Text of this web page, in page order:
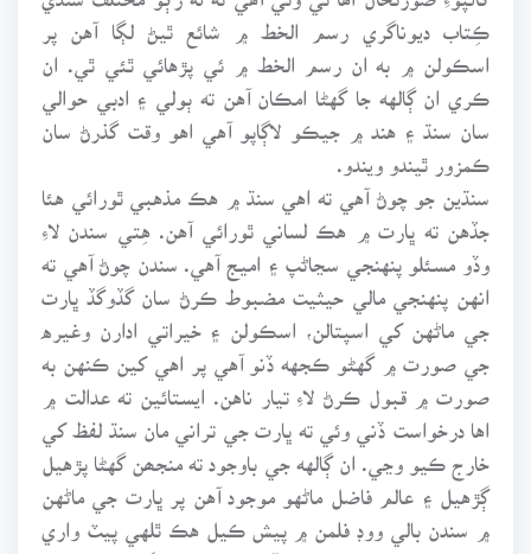
ڪِتاب ديوناگري رسم الخط ۾ شائع ٿيڻ لڳا آهن پر
اسڪولن ۾ به ان رسم الخط ۾ ئي پڙهائي ٿئي ٿي. ان
ڪري ان ڳالهه جا گهڻا امڪان آهن ته ٻولي ۽ ادبي حوالي
سان سنڌ ۽ هند ۾ جيڪو لاڳاپو آهي اهو وقت گذرڻ سان
سنڌين جو چوڻ آهي ته اهي سنڌ ۾ هڪ مذهبي ٿورائي هئا
جڏهن ته ڀارت ۾ هڪ لساني ٿورائي آهن. هِتي سندن لاءِ
وڏو مسئلو پنهنجي سڃاڻپ ۽ اميج آهي. سندن چوڻ آهي ته
انهن پنهنجي مالي حيثيت مضبوط ڪرڻ سان گڏوگڏ ڀارت
جي ماڻهن کي اسپتالن، اسڪولن ۽ خيراتي ادارن وغيره
جي صورت ۾ گهڻو ڪجهه ڏنو آهي پر اهي کين ڪنهن به
صورت ۾ قبول ڪرڻ لاءِ تيار ناهن. ايستائين ته عدالت ۾
اها درخواست ڏني وئي ته ڀارت جي تراني مان سنڌ لفظ کي
خارج ڪيو وڃي. ان ڳالهه جي باوجود ته منجھن گهڻا پڙهيل
ڳڙهيل ۽ عالم فاضل ماڻهو موجود آهن پر ڀارت جي ماڻهن
۾ سندن بالي ووڊ فلمن ۾ پيش ڪيل هڪ ٿلهي پيٽ واري